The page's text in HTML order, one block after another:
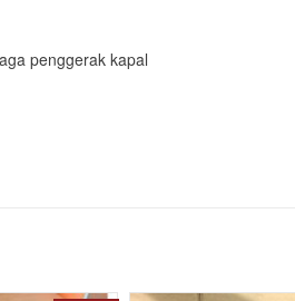
penggerak kapal